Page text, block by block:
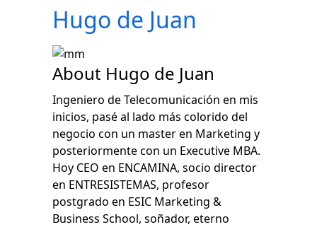
Hugo de Juan
About Hugo de Juan
Ingeniero de Telecomunicación en mis
inicios, pasé al lado más colorido del
negocio con un master en Marketing y
posteriormente con un Executive MBA.
Hoy CEO en ENCAMINA, socio director
en ENTRESISTEMAS, profesor
postgrado en ESIC Marketing &
Business School, soñador, eterno